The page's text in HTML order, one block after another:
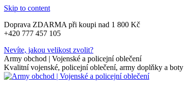
Skip to content
Doprava ZDARMA při koupi nad 1 800 Kč
+420 777 457 105
Nevíte, jakou velikost zvolit?
Army obchod | Vojenské a policejní oblečení
Kvalitní vojenské, policejní oblečení, army doplňky a boty